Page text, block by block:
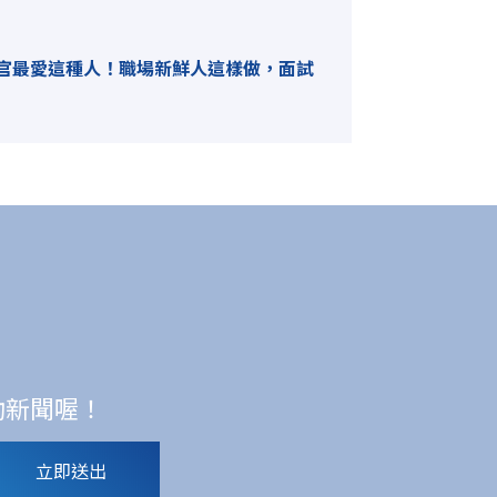
最愛這種人！職場新鮮人這樣做，面試
聞喔！
立即送出